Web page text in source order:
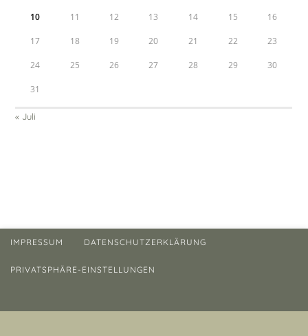
10 11 12 13 14 15 16
17 18 19 20 21 22 23
24 25 26 27 28 29 30
31
« Juli
IMPRESSUM DATENSCHUTZERKLÄRUNG
PRIVATSPHÄRE-EINSTELLUNGEN